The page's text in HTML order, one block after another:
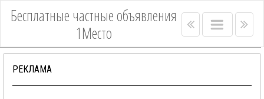
Бесплатные частные объявления
1Место
Left
bar
Main
menu
Right
menu
bar
РЕКЛАМА